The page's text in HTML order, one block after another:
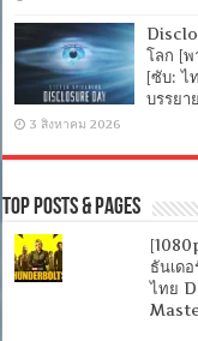
โลก [
[ซับ: ไ
บรรยา
3 สิงหาคม 2026
Top Posts & Pages
ธันเด
ไทย